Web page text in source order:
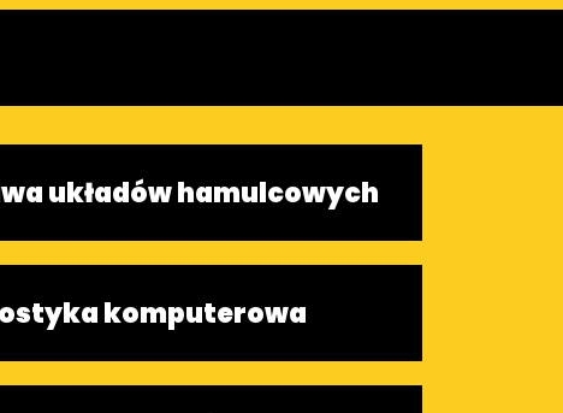
układów hamulcowych
komputerowa